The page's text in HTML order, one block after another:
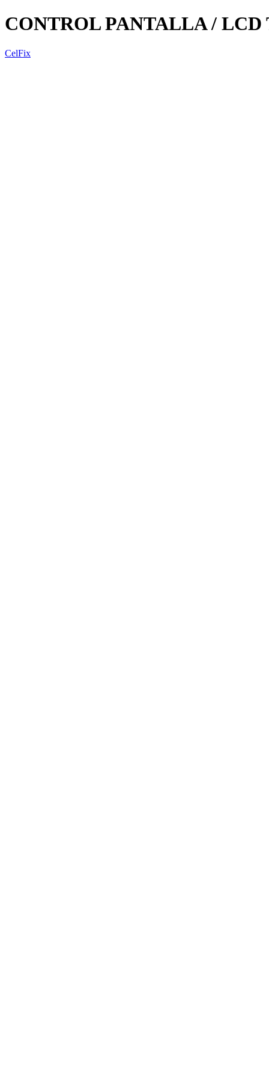
CONTROL PANTALLA / LCD
CelFix